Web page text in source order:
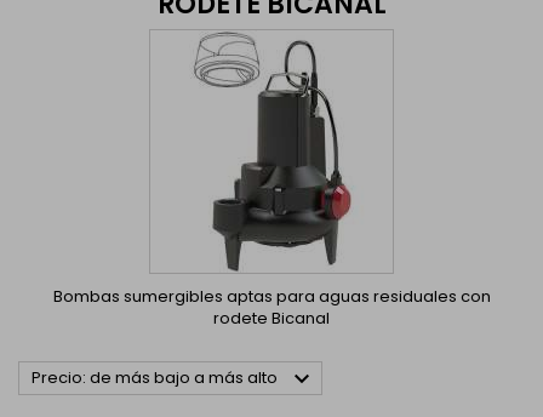
Bombas sumergibles aptas para aguas residuales con
rodete Bicanal
Precio: de más bajo a más alto 